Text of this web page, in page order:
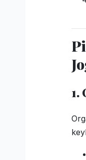
1.